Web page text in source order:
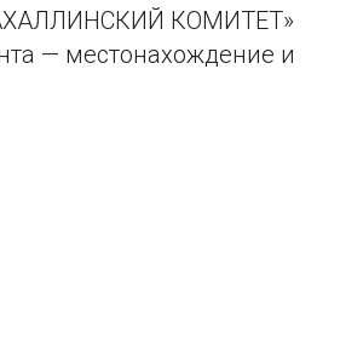
КОМИТЕТ»
— местонахождение и